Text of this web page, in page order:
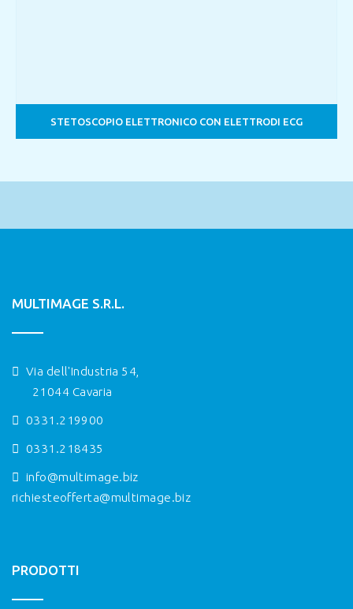
STETOSCOPIO ELETTRONICO CON ELETTRODI ECG
MULTIMAGE S.R.L.
Via dell'Industria 54,
21044 Cavaria
0331.219900
0331.218435
info@multimage.biz
richiesteofferta@multimage.biz
PRODOTTI